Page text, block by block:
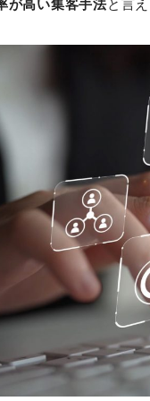
が高い集客手法と言